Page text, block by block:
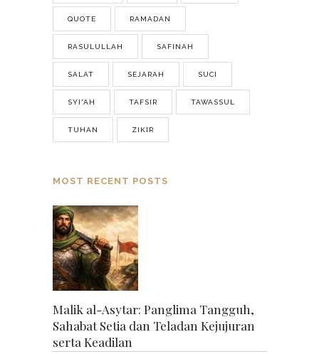
QUOTE RAMADAN
RASULULLAH SAFINAH
SALAT SEJARAH SUCI
SYI'AH TAFSIR TAWASSUL
TUHAN ZIKIR
MOST RECENT POSTS
Malik al-Asytar: Panglima Tangguh,
Sahabat Setia dan Teladan Kejujuran
serta Keadilan